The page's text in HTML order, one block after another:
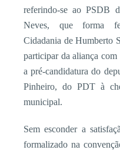
referindo-se ao PSDB
Neves, que forma
Cidadania de Humberto
participar da aliança
a pré-candidatura do
Pinheiro, do PDT à
municipal.
Sem esconder a
formalizado na